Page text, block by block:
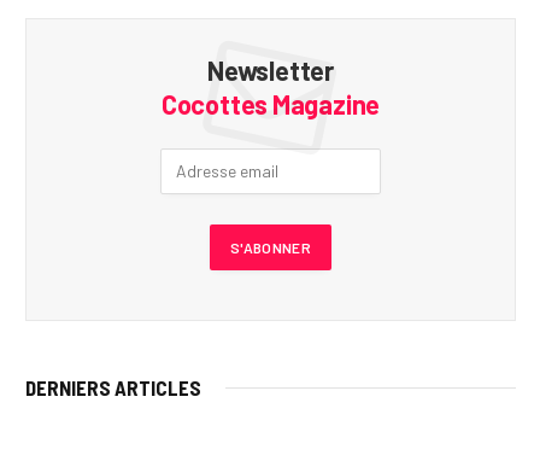
Newsletter
Cocottes Magazine
DERNIERS ARTICLES